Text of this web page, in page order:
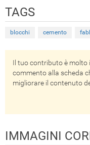
TAGS
blocchi cemento
Il tuo contributo è molto
commento alla scheda
migliorare il contenuto
IMMAGINI